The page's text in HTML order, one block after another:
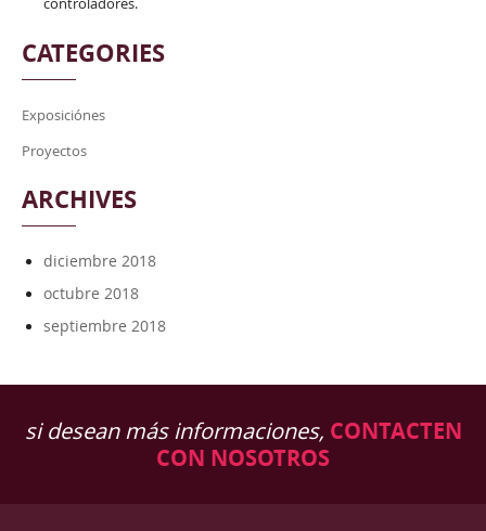
CATEGORIES
Exposiciónes
Proyectos
ARCHIVES
diciembre 2018
octubre 2018
septiembre 2018
si desean más informaciones, CONTACTEN
CON NOSOTROS